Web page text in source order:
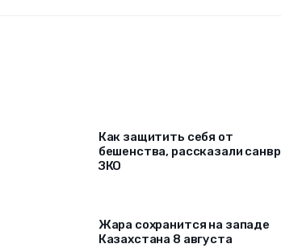
Как защитить себя от
бешенства, рассказали
ЗКО
Жара сохранится на западе
Казахстана 8 августа